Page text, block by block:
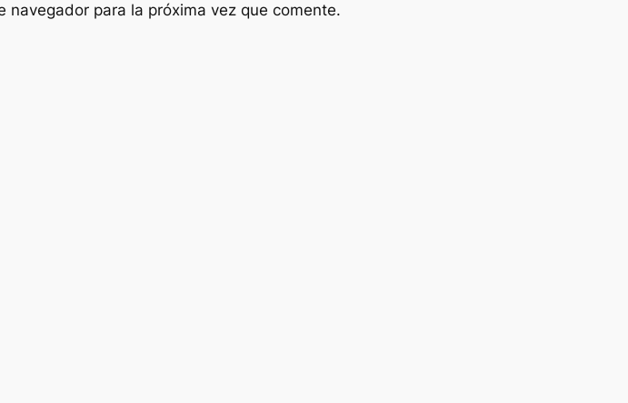
para la próxima vez que comente.